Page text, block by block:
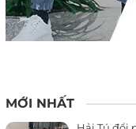
MỚI NHẤT